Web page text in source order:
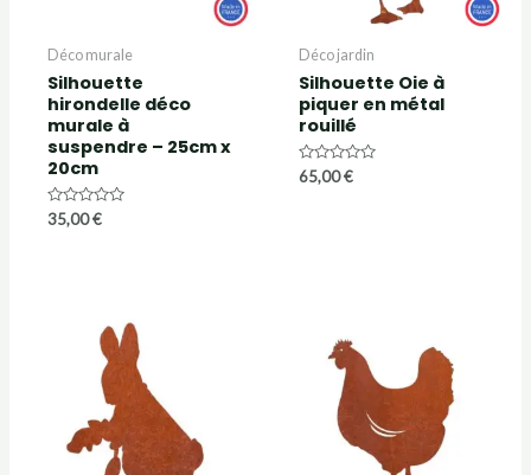
Déco murale
Silhouette
hirondelle déco
murale à
suspendre – 25cm x
20cm
Note
0
35,00€
Déco jardin
Silhouette Oie à
piquer en métal
rouillé
Note
0
65,00€